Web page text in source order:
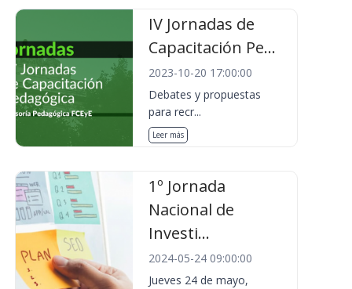
IV Jornadas de
Capacitación Pe...
2023-10-20 17:00:00
Debates y propuestas
para recr...
Leer más
1º Jornada
Nacional de
Investi...
2024-05-24 09:00:00
Jueves 24 de mayo,